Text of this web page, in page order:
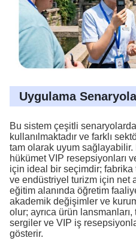
Uygulama
Bu sistem çeşitli
kullanılmaktadır ve farklı
tam olarak uyum sağlayabilir.
hükümet VIP resepsiyonları
için ideal bir seçimdir; fabrika
ve endüstriyel turizm için net
eğitim alanında öğretim
akademik değişimler ve
olur; ayrıca ürün
sergiler ve VIP iş
gösterir.